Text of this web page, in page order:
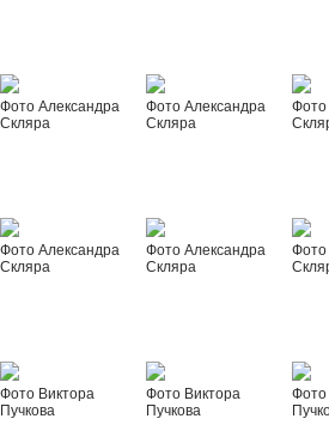
Фото Александра
Скляра
Фото Александра
Скляра
Фото
Фото Александра
Скляра
Фото Александра
Скляра
Фото
Фото Виктора
Пучкова
Фото Виктора
Пучкова
Фото